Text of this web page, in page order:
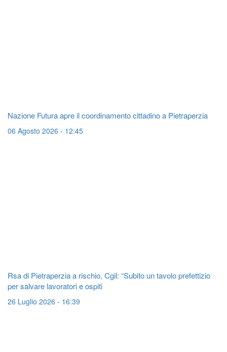
Nazione Futura apre il coordinamento cittadino a Pietraperzia
06 Agosto 2026 - 12:45
Rsa di Pietraperzia a rischio, Cgil: “Subito un tavolo prefettizio
per salvare lavoratori e ospiti
26 Luglio 2026 - 16:39